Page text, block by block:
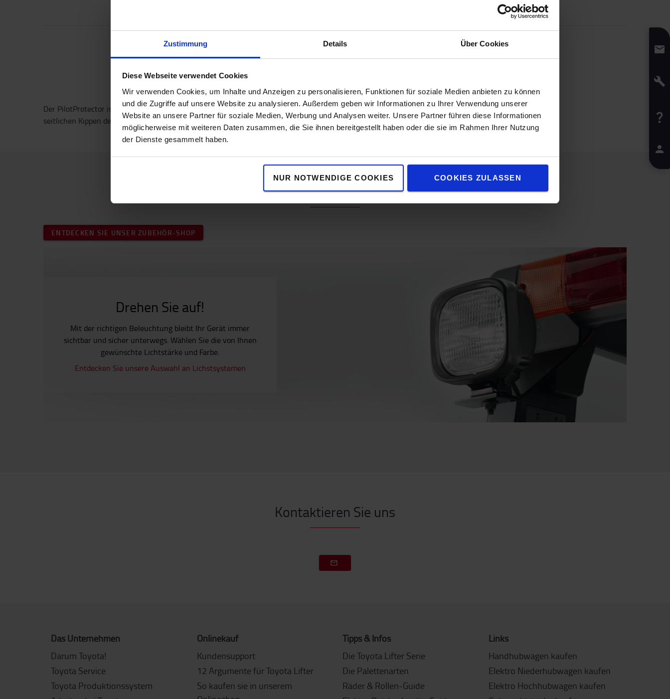
Zustimmung Details Über Cookies
Diese Webseite verwendet Cookies
Wir verwenden Cookies, um Inhalte und Anzeigen zu personalisieren, Funktionen für soziale Medien anbieten zu können
und die Zugriffe auf unsere Website zu analysieren. Außerdem geben wir Informationen zu Ihrer Verwendung unserer
Website an unsere Partner für soziale Medien, Werbung und Analysen weiter. Unsere Partner führen diese Informationen
möglicherweise mit weiteren Daten zusammen, die Sie ihnen bereitgestellt haben oder die sie im Rahmen Ihrer Nutzung
der Dienste gesammelt haben.
NUR NOTWENDIGE COOKIES COOKIES ZULASSEN
Der PilotProtector ist ein qualitativ hochwertiges Rückhaltesystem für Gabelstapler, das dem Fahrer beim
seitlichen Kippen des Staplers entsprechend der EU-Richtlinie 95/63/EG effektiven Schutz bietet.
Beliebtes Zubehör
ENTDECKEN SIE UNSER ZUBEHÖR-SHOP
Drehen Sie auf!
Mit der richtigen Beleuchtung bleibt Ihr Gerät immer
sichtbar und sicher unterwegs. Wählen Sie die von Ihnen
gewünschte Lichtstärke und Farbe.
Entdecken Sie unsere Auswahl an Lichstsystemen
Kontaktieren Sie uns
Das Unternehmen
Darum Toyota!
Toyota Service
Toyota Produktionssystem
Onlinekauf
Kundensupport
12 Argumente für Toyota Lifter
So kaufen sie in unserem
Tipps & Infos
Die Toyota Lifter Serie
Die Palettenarten
Räder & Rollen-Guide
Links
Handhubwagen kaufen
Elektro Niederhubwagen kaufen
Elektro Hochhubwagen kaufen